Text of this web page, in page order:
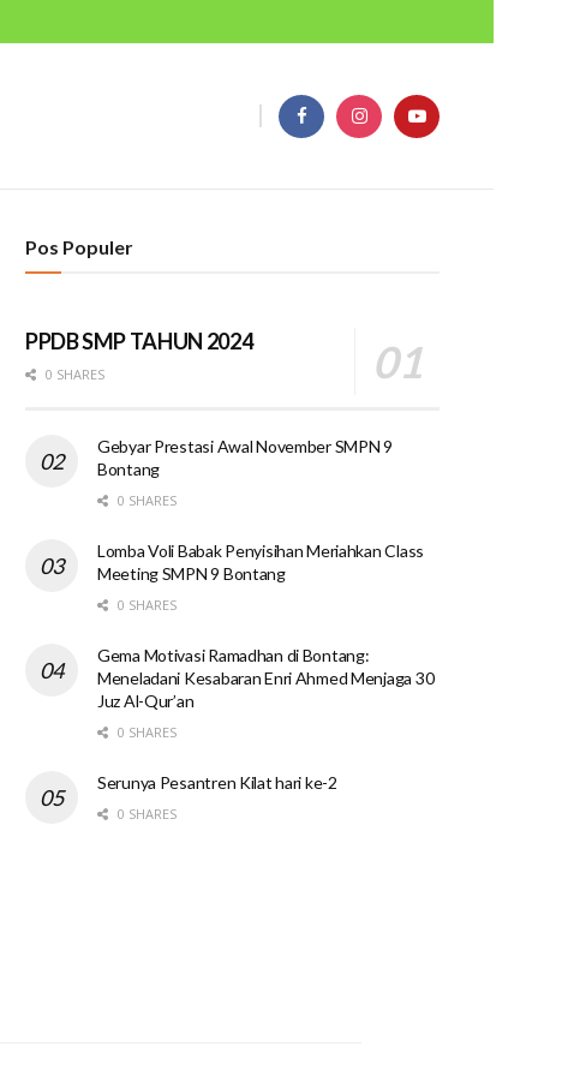
Pos Populer
PPDB SMP TAHUN 2024
0 SHARES
Gebyar Prestasi Awal November SMPN 9
Bontang
0 SHARES
Lomba Voli Babak Penyisihan Meriahkan Class
Meeting SMPN 9 Bontang
0 SHARES
Gema Motivasi Ramadhan di Bontang:
Meneladani Kesabaran Enri Ahmed Menjaga 30
Juz Al-Qur’an
0 SHARES
Serunya Pesantren Kilat hari ke-2
0 SHARES